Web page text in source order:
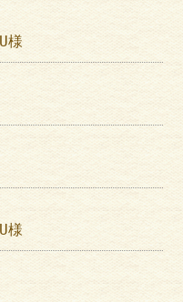
様
様